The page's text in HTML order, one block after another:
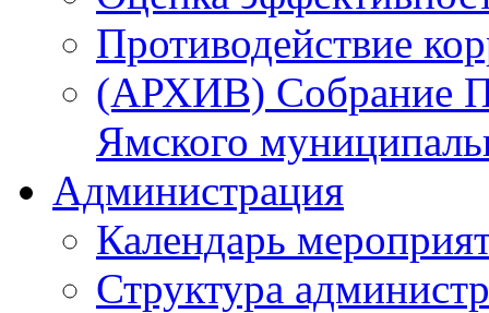
Противодействие
(АРХИВ) Собрание
Ямского
Администрация
Календарь
Структура